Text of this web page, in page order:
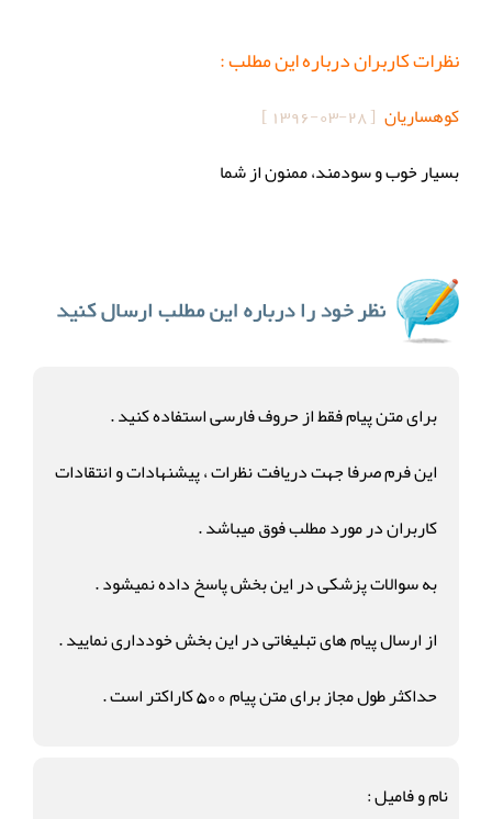
نظرات کاربران درباره این مطلب :
کوهساریان [
1396-03-28
]
بسیار خوب و سودمند، ممنون از شما
برای متن پیام فقط از حروف فارسی استفاده کنید .
این فرم صرفا جهت دریافت نظرات ، پیشنهادات و انتقادات
کاربران در مورد مطلب فوق میباشد .
به سوالات پزشکی در این بخش پاسخ داده نمیشود .
از ارسال پیام های تبلیغاتی در این بخش خودداری نمایید .
حداکثر طول مجاز برای متن پیام 500 کاراکتر است .
نام و فامیل :